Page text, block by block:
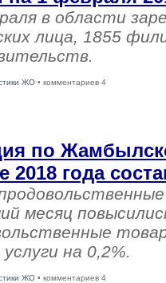
в области
лица, 1855
ЖО • комментариев 4
по
2018 года
месяц
на 0,2%.
ЖО • комментариев 4